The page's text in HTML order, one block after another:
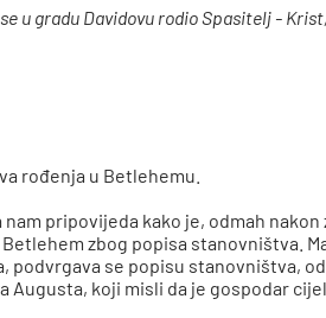
u gradu Davidovu rodio Spasitelj -
rođenja u Betlehemu.
pripovijeda kako je, odmah nakon
zbog popisa stanovništva.
podvrgava se popisu stanovništva,
Augusta, koji misli da je gospodar